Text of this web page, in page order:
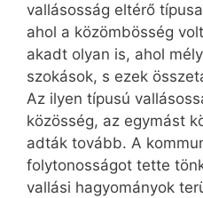
vallásosság eltérő
ahol a közömbösség
akadt olyan is, ahol
szokások, s ezek
Az ilyen típusú
közösség, az egymást
adták tovább. A
folytonosságot tette
vallási hagyományok